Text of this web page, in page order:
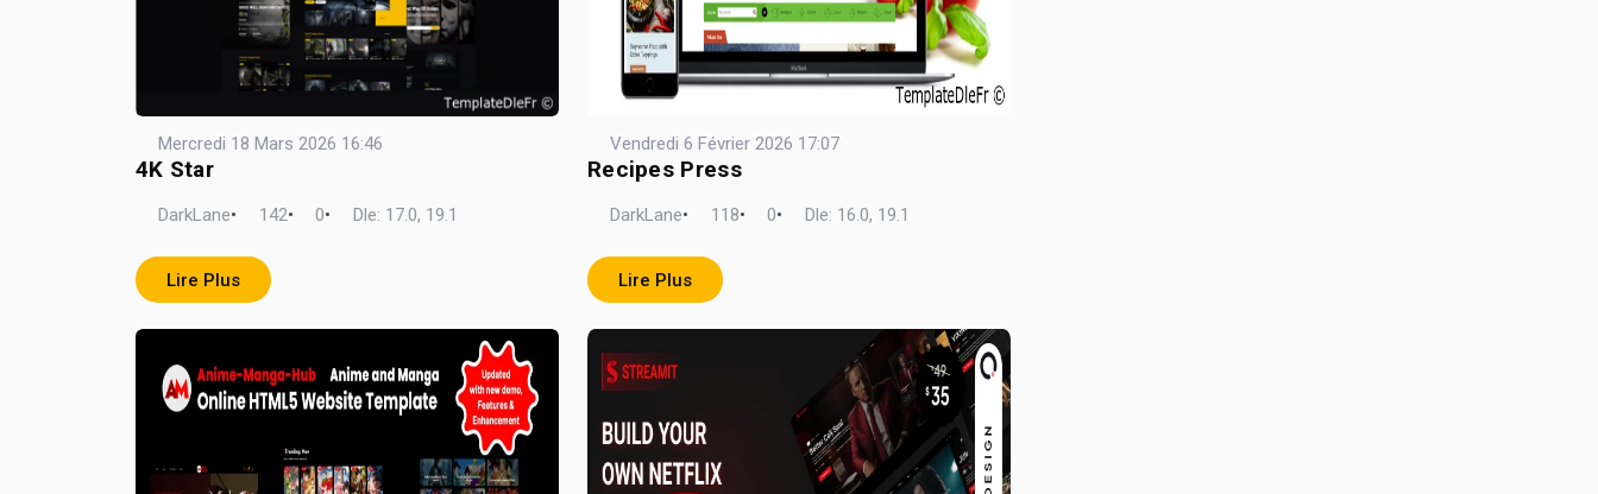
Mercredi 18 Mars 2026 16:46
4K Star
DarkLane• 142• 0• Dle: 17.0, 19.1
Lire Plus
Vendredi 6 Février 2026 17:07
Recipes Press
DarkLane• 118• 0• Dle: 16.0, 19.1
Lire Plus